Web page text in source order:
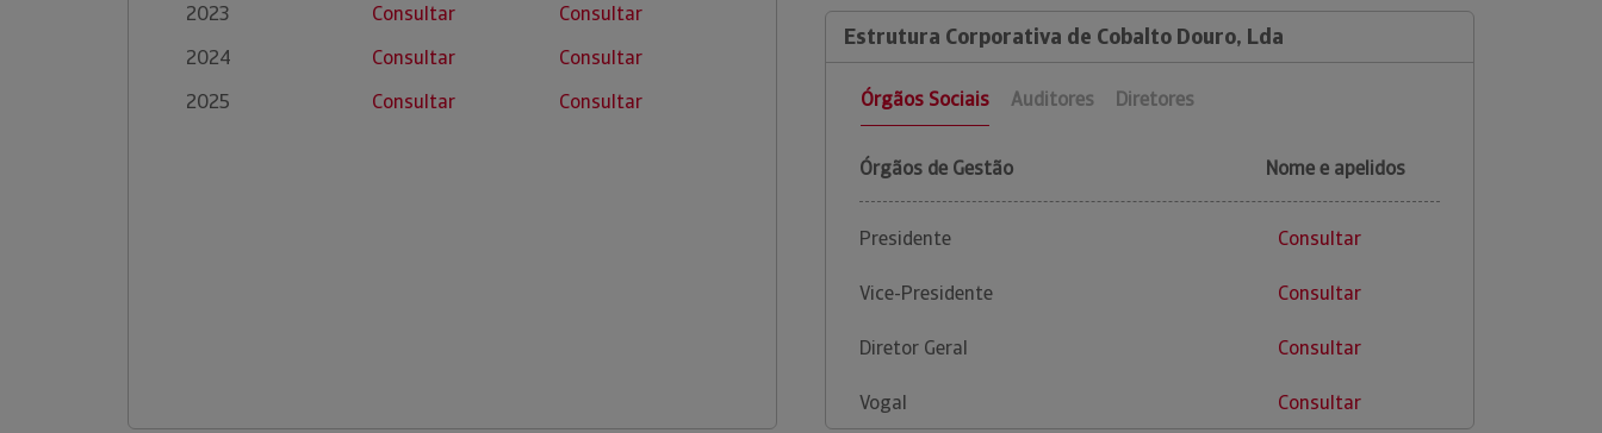
2023
Consultar
Consultar
2024
Consultar
Consultar
2025
Consultar Consultar
Estrutura Corporativa de Cobalto Douro, Lda
Órgãos Sociais Auditores Diretores
Órgãos de Gestão Nome e apelidos
Presidente Consultar
Vice-Presidente Consultar
Diretor Geral Consultar
Vogal Consultar